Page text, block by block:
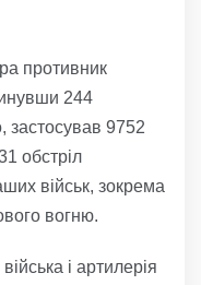
противник
244
застосував 9752
обстріл
військ, зокрема
вогню.
і артилерія